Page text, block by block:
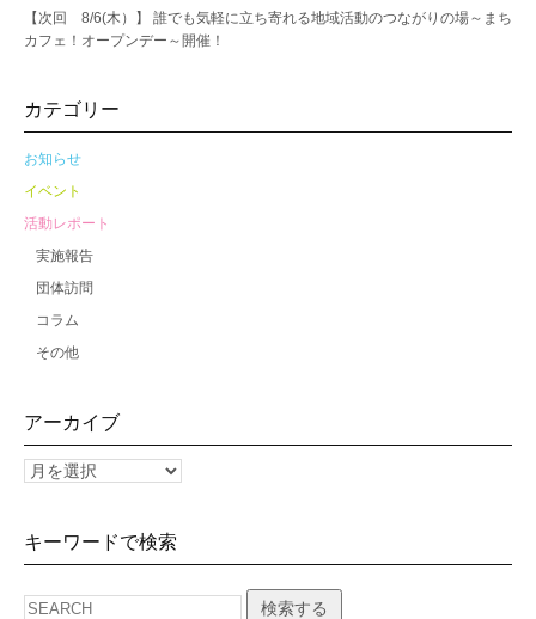
【次回 8/6(木）】 誰でも気軽に立ち寄れる地域活動のつながりの場～まち
カフェ！オープンデー～開催！
カテゴリー
お知らせ
イベント
活動レポート
実施報告
団体訪問
コラム
その他
アーカイブ
キーワードで検索
検索する